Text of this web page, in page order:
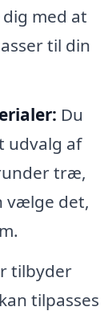
med at
til din
Du
udvalg af
træ,
vælge det,
tilbyder
tilpasses